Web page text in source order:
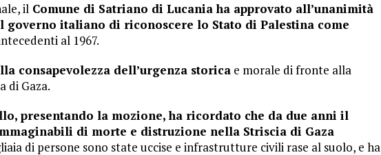
il Comune di Satriano di Lucania ha approvato all’unanimità
governo italiano di riconoscere lo Stato di Palestina come
al 1967.
consapevolezza dell’urgenza storica e morale di fronte alla
di Gaza.
presentando la mozione, ha ricordato che da due anni il
di morte e distruzione nella Striscia di Gaza
di persone sono state uccise e infrastrutture civili rase al suolo, e ha